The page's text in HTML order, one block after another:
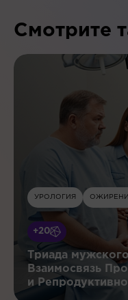
Смотрите
УРОЛОГИЯ
+20
Триада
Взаимосвязь
и